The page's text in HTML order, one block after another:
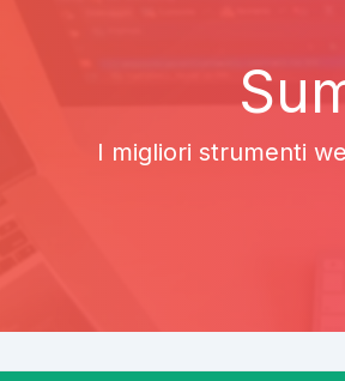
I migliori strumenti